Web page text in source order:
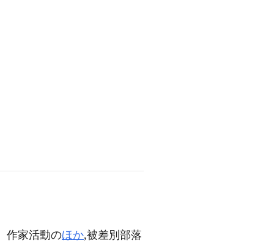
作家活動のほか,被差別部落